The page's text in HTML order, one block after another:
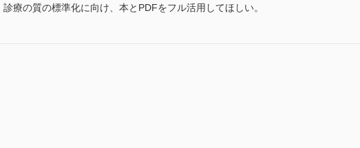
療の質の標準化に向け、本とPDFをフル活用してほしい。